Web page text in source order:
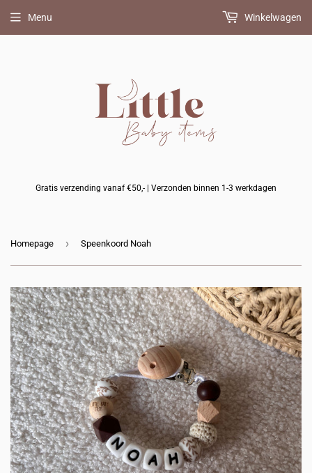
Gratis verzending vanaf €50,- | Verzonden binnen 1-3 werkdagen
Menu Winkelwagen
Homepage › Speenkoord Noah
BIBS
speentje
FRIGG
speentje
bijtring
erbij?